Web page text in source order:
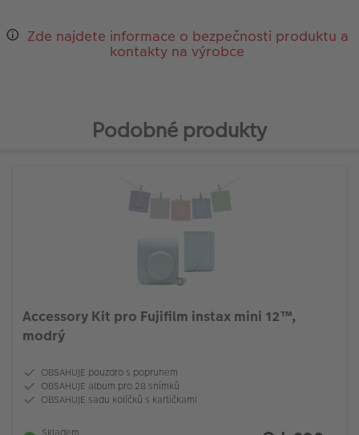
Zde najdete informace o bezpečnosti produktu a
kontakty na výrobce
Podobné produkty
Accessory Kit pro Fujifilm instax mini 12™,
modrý
OBSAHUJE pouzdro s popruhem
OBSAHUJE album pro 28 snímků
OBSAHUJE sadu kolíčků s kartičkami
Skladem